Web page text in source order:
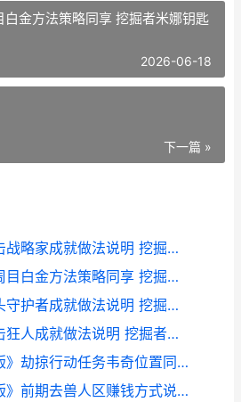
白金方法策略同享 挖掘者米娜钥匙
2026-06-18
下一篇 »
《挖掘者米娜》电击战略家成就做法说明 挖掘者米娜镜子怎么用
《挖掘者米娜》二周目白金方法策略同享 挖掘者米娜钥匙
《挖掘者米娜》骨头守护者成就做法说明 挖掘者米娜地图
《挖掘者米娜》锤击狂人成就做法说明 挖掘者米娜钥匙
《哥特王朝：重制版》劫掠行动任务韦奇位置同享 哥特王朝重制版攻略
《哥特王朝：重制版》前期去兽人区赚钱方式说明 哥特王朝重制版mod